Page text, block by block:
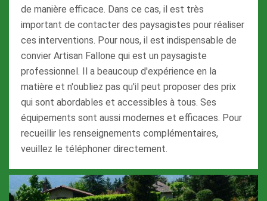
de manière efficace. Dans ce cas, il est très
important de contacter des paysagistes pour réaliser
ces interventions. Pour nous, il est indispensable de
convier Artisan Fallone qui est un paysagiste
professionnel. Il a beaucoup d'expérience en la
matière et n'oubliez pas qu'il peut proposer des prix
qui sont abordables et accessibles à tous. Ses
équipements sont aussi modernes et efficaces. Pour
recueillir les renseignements complémentaires,
veuillez le téléphoner directement.